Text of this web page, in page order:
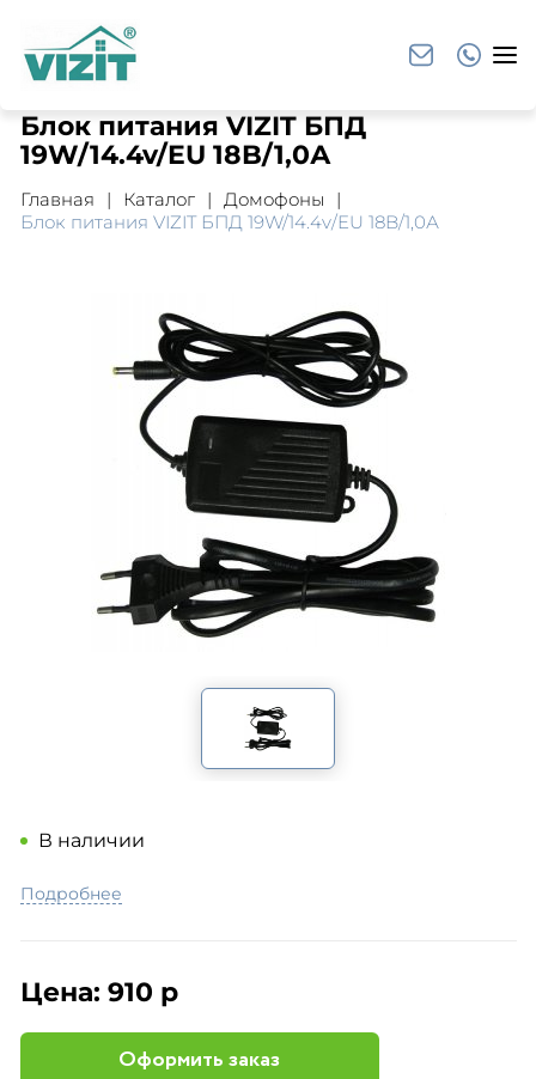
Блок питания VIZIT БПД
19W/14.4v/EU 18B/1,0А
Главная Каталог
Домофоны
Блок питания VIZIT БПД 19W/14.4v/EU 18B/1,0А
В наличии
Подробнее
Цена: 910 р
Оформить заказ